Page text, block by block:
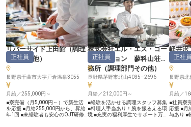
リバーサイド上田館（調理
部門その他）
正社員
長野県千曲市大字戸倉温泉3055
月給／255,000円～
■寮完備（月5,000円～）で新生活
を応援 ■月給255,000円から、昇給
年1回 ■未経験者も安心のOJT研修
株式会社エル・エス・コー
ポレーション 蓼科山荘事
務所 （調理部門その他）
正社員
長野県茅野市北山4035–2696
月給／212,000円～
■経験を活かせる調理スタッフ募集
■料理人手当あり！腕を振るえる環
境 ■充実の福利厚生でサポート万全
軽井沢
理部門
正社員
月給／
■社員寮
応援 ■月
与あり ■